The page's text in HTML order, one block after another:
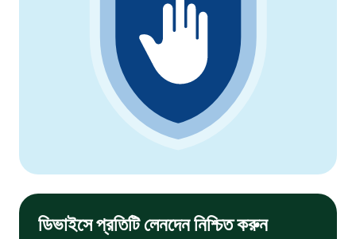
ডিভাইসে প্রতিটি লেনদেন নিশ্চিত করুন